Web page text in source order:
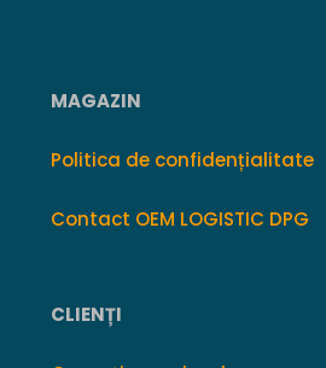
MAGAZIN
Politica de confidențialitate
Contact OEM LOGISTIC DPG
CLIENȚI